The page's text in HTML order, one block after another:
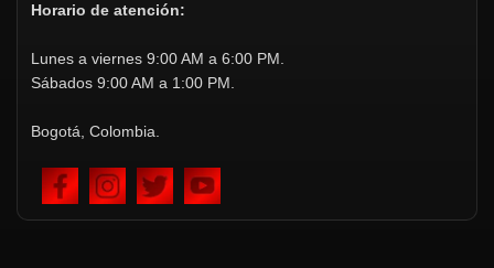
Horario de atención:
Lunes a viernes 9:00 AM a 6:00 PM.
Sábados 9:00 AM a 1:00 PM.
Bogotá, Colombia.